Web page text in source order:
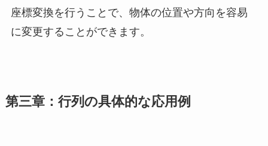
座標変換を行うことで、物体の位置や方向を容易
に変更することができます。
第三章：行列の具体的な応用例